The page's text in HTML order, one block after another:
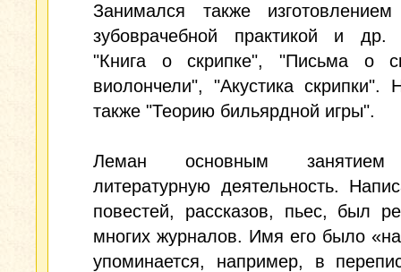
Занимался также изготовлением
зубоврачебной практикой и др.
"Книга о скрипке", "Письма о
виолончели", "Акустика скрипки".
также "Теорию бильярдной игры".
Леман основным занятием
литературную деятельность.
повестей, рассказов, пьес, был
многих журналов. Имя его было
упоминается, например, в